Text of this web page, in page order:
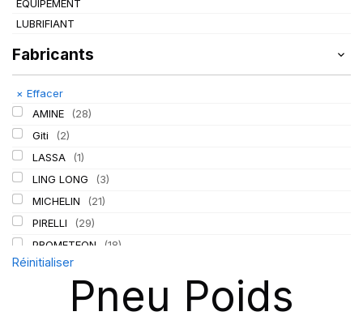
EQUIPEMENT
LUBRIFIANT
Fabricants
× Effacer
AMINE
(28)
Giti
(2)
LASSA
(1)
LING LONG
(3)
MICHELIN
(21)
PIRELLI
(29)
PROMETEON
(18)
TIGAR (2)
Réinitialiser
Pneu Poids